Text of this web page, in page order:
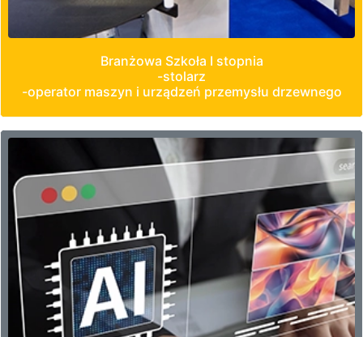
Branżowa Szkoła I stopnia
-stolarz
-operator maszyn i urządzeń przemysłu drzewnego